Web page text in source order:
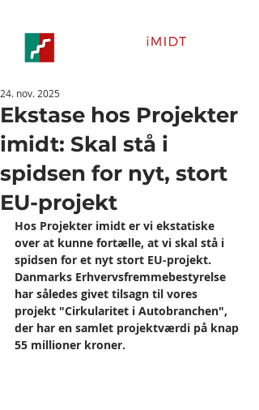
Ekstase hos Projekter
imidt: Skal stå i
spidsen for nyt, stort
EU-projekt
24. nov. 2025
Hos Projekter imidt er vi ekstatiske
over at kunne fortælle, at vi skal stå i
spidsen for et nyt stort EU-projekt.
Danmarks Erhvervsfremmebestyrelse
har således givet tilsagn til vores
projekt "Cirkularitet i Autobranchen",
der har en samlet projektværdi på knap
55 millioner kroner.